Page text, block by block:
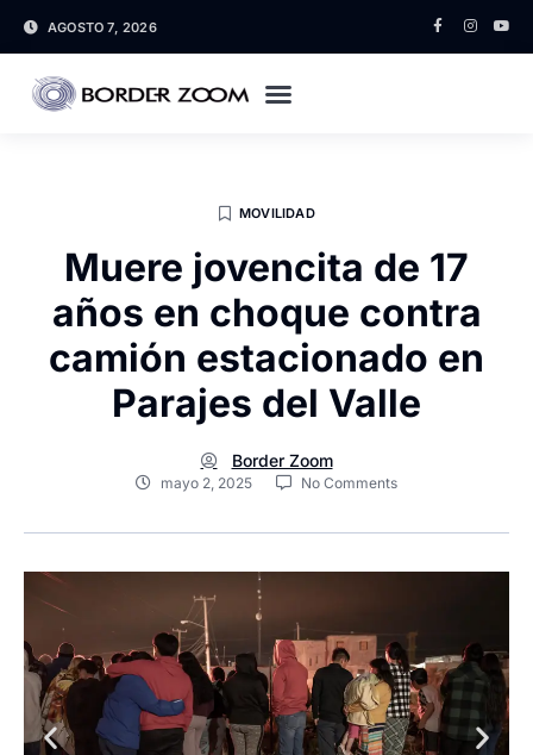
AGOSTO 7, 2026
MOVILIDAD
Muere jovencita de 17
años en choque contra
camión estacionado en
Parajes del Valle
Border Zoom
mayo 2, 2025 No Comments